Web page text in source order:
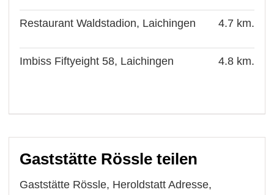
Restaurant Waldstadion, Laichingen 4.7 km.
Imbiss Fiftyeight 58, Laichingen 4.8 km.
Gaststätte Rössle teilen
Gaststätte Rössle, Heroldstatt Adresse,